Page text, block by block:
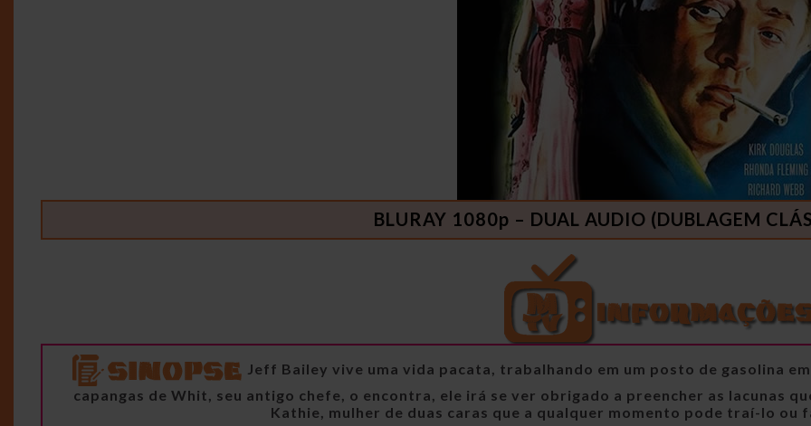
BLURAY 1080p – DUAL AUDIO (DUBLAGEM
Jeff Bailey vive uma vida pacata, trabalhando em um posto de gasolina
capangas de Whit, seu antigo chefe, o encontra, ele irá se ver obrigado a preencher as lacunas
Kathie, mulher de duas caras que a qualquer momento pode traí-lo ou